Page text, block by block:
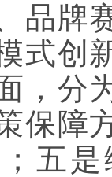
品牌
式创
，分
保障
五